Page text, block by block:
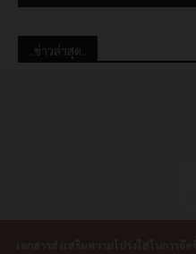
..ข่าวล่าสุด..